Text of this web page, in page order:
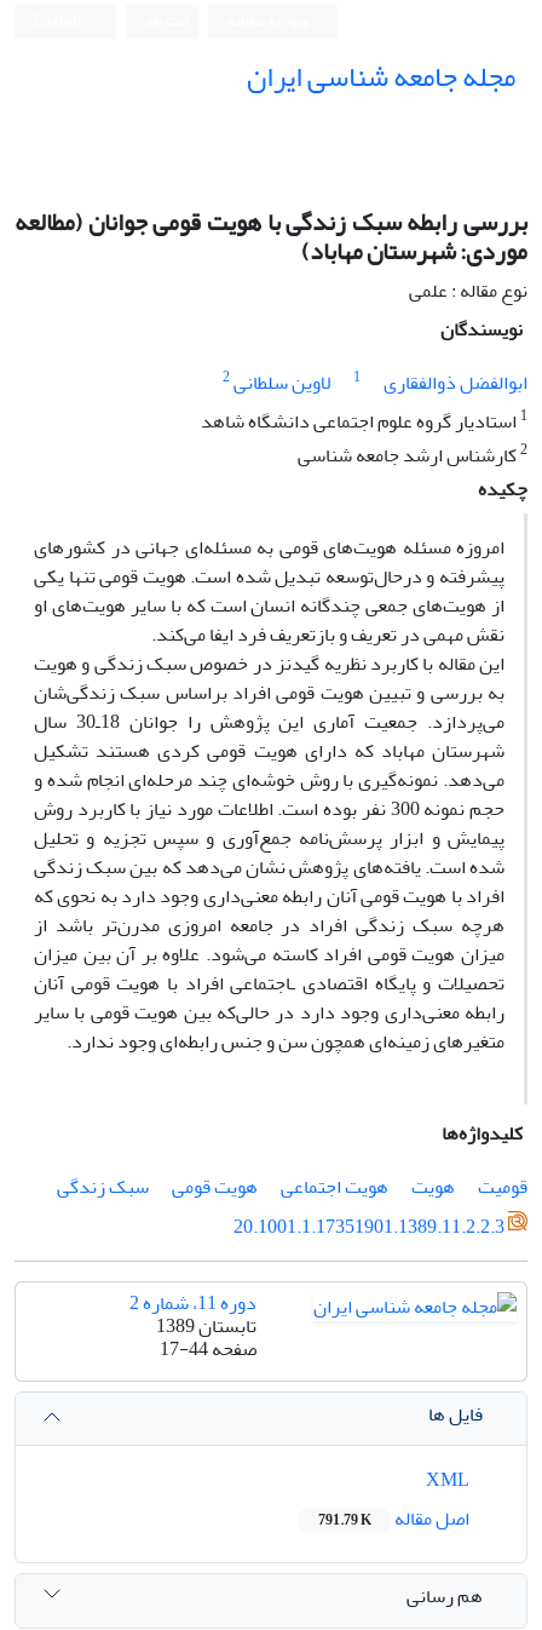
مجله جامعه شناسی ایران
بررسى رابطه سبک زندگى با هویت قومى جوانان (مطالعه
موردى: شهرستان مهاباد)
نوع مقاله : علمی
نویسندگان
ابوالفضل ذوالفقارى
1 لاوین سلطانى2
1 استادیار گروه علوم اجتماعى دانشگاه شاهد
2کارشناس ارشد جامعه شناسى
چکیده
امروزه مسئله هویت‌هاى قومى به مسئله‌اى جهانى در کشورهاى
پیشرفته و درحال‌توسعه تبدیل شده است. هویت قومى تنها یکى
از هویت‌هاى جمعى چندگانه انسان است که با سایر هویت‌هاى او
نقش مهمى در تعریف و بازتعریف فرد ایفا مى‌کند.
این مقاله با کاربرد نظریه گیدنز در خصوص سبک زندگى و هویت
به بررسى و تبیین هویت قومى افراد براساس سبک زندگى‌شان
مى‌پردازد. جمعیت آمارى این پژوهش را جوانان 18ـ30 سال
شهرستان مهاباد که داراى هویت قومى کردى هستند تشکیل
مى‌دهد. نمونه‌گیرى با روش خوشه‌اى چند مرحله‌اى انجام شده و
حجم نمونه 300 نفر بوده است. اطلاعات مورد نیاز با کاربرد روش
پیمایش و ابزار پرسش‌نامه جمع‌آورى و سپس تجزیه و تحلیل
شده است. یافته‌هاى پژوهش نشان مى‌دهد که بین سبک زندگى
افراد با هویت قومى آنان رابطه معنى‌دارى وجود دارد به نحوى که
هرچه سبک زندگى افراد در جامعه امروزى مدرن‌تر باشد از
میزان هویت قومى افراد کاسته مى‌شود. علاوه بر آن بین میزان
تحصیلات و پایگاه اقتصادى ـاجتماعى افراد با هویت قومى آنان
رابطه معنى‌دارى وجود دارد در حالى‌که بین هویت قومى با سایر
متغیرهاى زمینه‌اى همچون سن و جنس رابطه‌اى وجود ندارد.
کلیدواژه‌ها
قومیت
هویت هویت اجتماعى هویت قومى
سبک زندگى
20.1001.1.17351901.1389.11.2.2.3
دوره 11، شماره 2
تابستان 1389
صفحه17-44
فایل ها
اصل مقاله
791.79 K
هم رسانی